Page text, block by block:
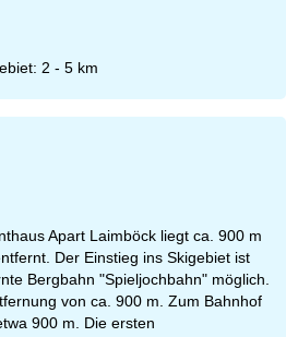
2 - 5 km
Apart Laimböck liegt ca. 900 m
Der Einstieg ins Skigebiet ist
Bergbahn "Spieljochbahn" möglich.
von ca. 900 m. Zum Bahnhof
900 m. Die ersten